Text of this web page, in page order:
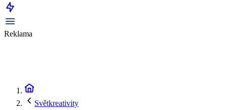
Reklama
Světkreativity